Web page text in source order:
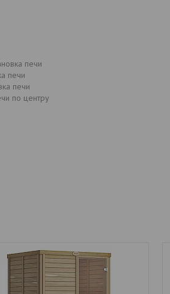
печи
печи
печи
по центру